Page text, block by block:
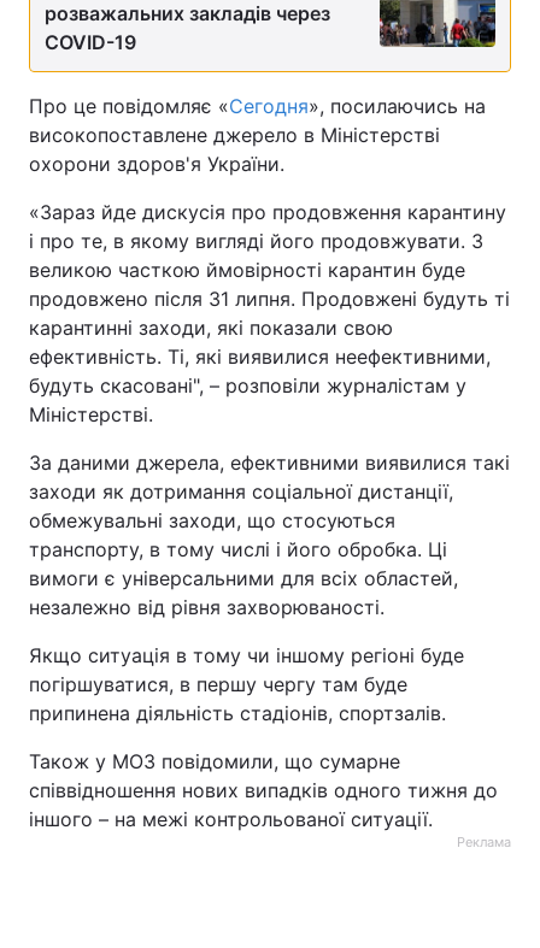
розважальних закладів через
COVID-19
Про це повідомляє «Сегодня», посилаючись на
високопоставлене джерело в Міністерстві
охорони здоров'я України.
«Зараз йде дискусія про продовження карантину
і про те, в якому вигляді його продовжувати. З
великою часткою ймовірності карантин буде
продовжено після 31 липня. Продовжені будуть ті
карантинні заходи, які показали свою
ефективність. Ті, які виявилися неефективними,
будуть скасовані", – розповіли журналістам у
Міністерстві.
За даними джерела, ефективними виявилися такі
заходи як дотримання соціальної дистанції,
обмежувальні заходи, що стосуються
транспорту, в тому числі і його обробка. Ці
вимоги є універсальними для всіх областей,
незалежно від рівня захворюваності.
Якщо ситуація в тому чи іншому регіоні буде
погіршуватися, в першу чергу там буде
припинена діяльність стадіонів, спортзалів.
Також у МОЗ повідомили, що сумарне
співвідношення нових випадків одного тижня до
іншого – на межі контрольованої ситуації.
Реклама